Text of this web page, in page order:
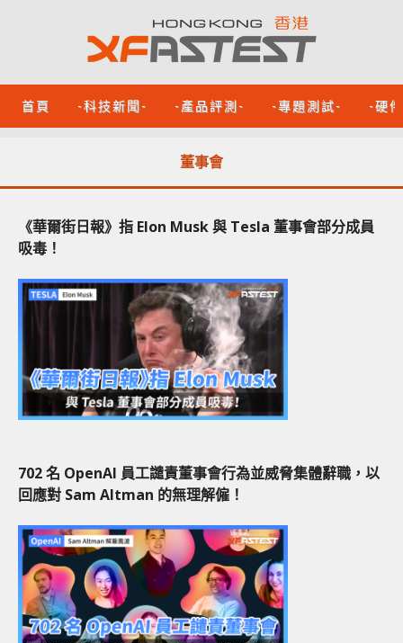
首頁 -科技新聞- -產品評測- -專題測試- -硬
董事會
《華爾街日報》指 Elon Musk 與 Tesla 董事會部分成員
吸毒！
702 名 OpenAI 員工譴責董事會行為並威脅集體辭職，以
回應對 Sam Altman 的無理解僱！